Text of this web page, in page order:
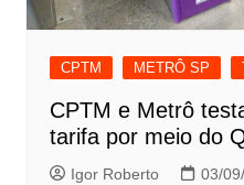
CPTM METRÔ SP
CPTM e Metrô
tarifa por meio do
Igor Roberto 03/